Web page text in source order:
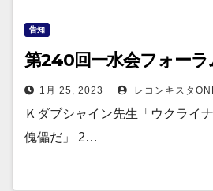
告知
第240回一水会フォーラ
1月 25, 2023 レコンキスタ
Ｋダブシャイン先生「ウクライ
傀儡だ」 2…